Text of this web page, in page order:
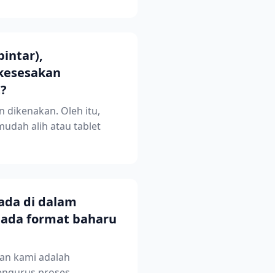
dikenakan. Oleh itu,
alih atau tablet
di dalam
format baharu
kami adalah